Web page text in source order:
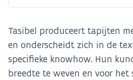
Tasibel produceert tapijten
en onderscheidt zich in de
specifieke knowhow. Hun
breedte te weven en voor het